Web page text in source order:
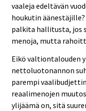
vaaleja edeltävän
houkutin
palkita hallitusta, jos
menoja, mutta
Eikö valtiontalouden
nettoluotonannon
parempi
reaalimenojen
ylijäämä on, sitä